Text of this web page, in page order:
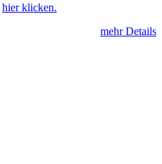
hier klicken.
mehr Details